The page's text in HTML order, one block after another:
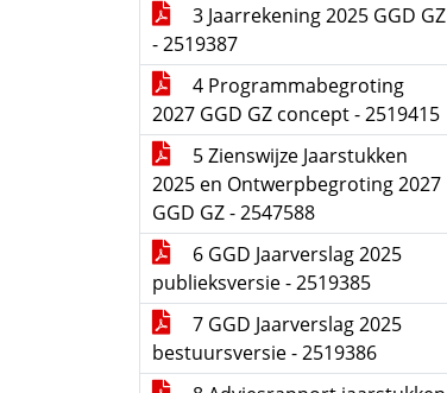
3 Jaarrekening 2025 GGD GZ
- 2519387
4 Programmabegroting
2027 GGD GZ concept - 2519415
5 Zienswijze Jaarstukken
2025 en Ontwerpbegroting 2027
GGD GZ - 2547588
6 GGD Jaarverslag 2025
publieksversie - 2519385
7 GGD Jaarverslag 2025
bestuursversie - 2519386